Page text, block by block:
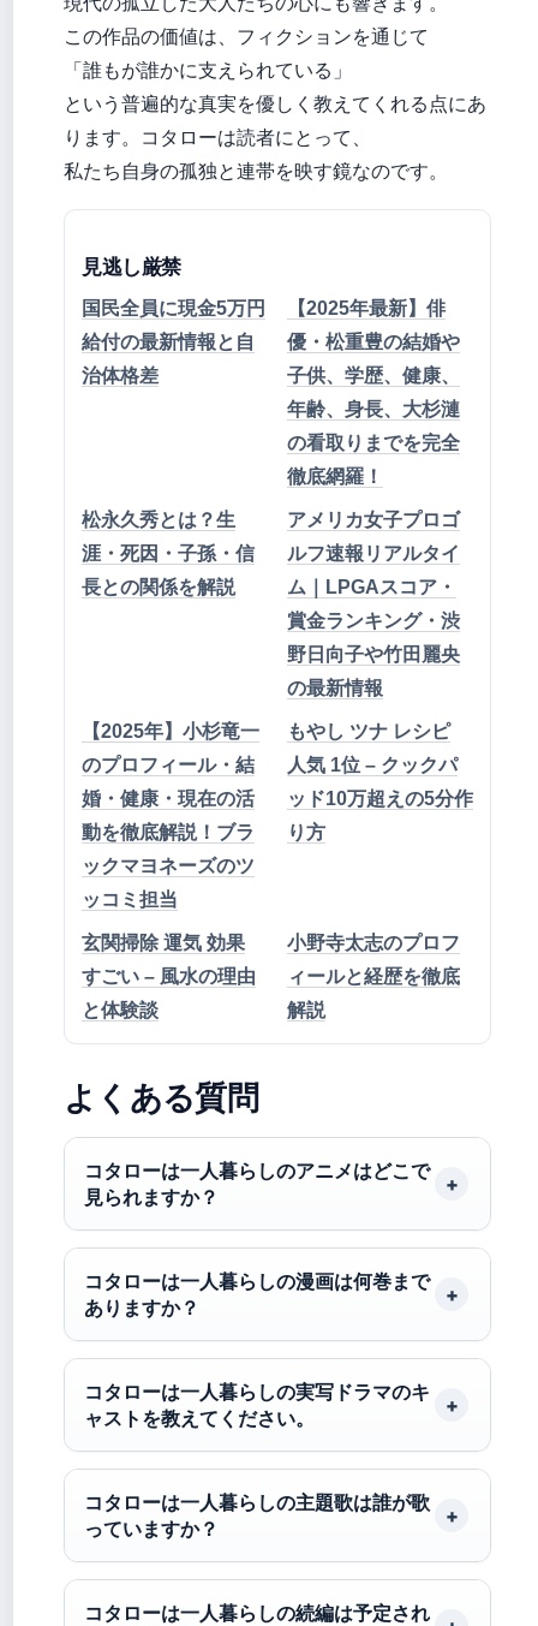
この作品の価値は、フィクションを通じて
「誰もが誰かに支えられている」
という普遍的な真実を優しく教えてくれる点にあ
ります。コタローは読者にとって、
私たち自身の孤独と連帯を映す鏡なのです。
見逃し厳禁
国民全員に現金5万円
給付の最新情報と自
治体格差
【2025年最新】俳
優・松重豊の結婚や
子供、学歴、健康、
年齢、身長、大杉漣
の看取りまでを完全
徹底網羅！
松永久秀とは？生
涯・死因・子孫・信
長との関係を解説
アメリカ女子プロゴ
ルフ速報リアルタイ
ム｜LPGAスコア・
賞金ランキング・渋
野日向子や竹田麗央
の最新情報
【2025年】小杉竜一
のプロフィール・結
婚・健康・現在の活
動を徹底解説！ブラ
ックマヨネーズのツ
ッコミ担当
もやし ツナ レシピ
人気 1位 – クックパ
ッド10万超えの5分作
り方
玄関掃除 運気 効果
すごい – 風水の理由
と体験談
小野寺太志のプロフ
ィールと経歴を徹底
解説
よくある質問
コタローは一人暮らしのアニメはどこで
見られますか？
コタローは一人暮らしの漫画は何巻まで
ありますか？
コタローは一人暮らしの実写ドラマのキ
ャストを教えてください。
コタローは一人暮らしの主題歌は誰が歌
っていますか？
コタローは一人暮らしの続編は予定され